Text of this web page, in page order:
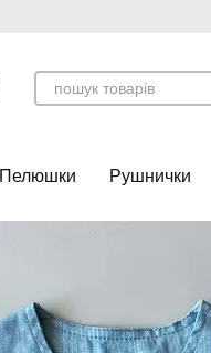
Пелюшки Рушнички